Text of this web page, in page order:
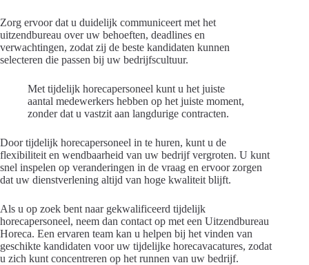
Zorg ervoor dat u duidelijk communiceert met het
uitzendbureau over uw behoeften, deadlines en
verwachtingen, zodat zij de beste kandidaten kunnen
selecteren die passen bij uw bedrijfscultuur.
Met tijdelijk horecapersoneel kunt u het juiste
aantal medewerkers hebben op het juiste moment,
zonder dat u vastzit aan langdurige contracten.
Door tijdelijk horecapersoneel in te huren, kunt u de
flexibiliteit en wendbaarheid van uw bedrijf vergroten. U kunt
snel inspelen op veranderingen in de vraag en ervoor zorgen
dat uw dienstverlening altijd van hoge kwaliteit blijft.
Als u op zoek bent naar gekwalificeerd tijdelijk
horecapersoneel, neem dan contact op met een Uitzendbureau
Horeca. Een ervaren team kan u helpen bij het vinden van
geschikte kandidaten voor uw tijdelijke horecavacatures, zodat
u zich kunt concentreren op het runnen van uw bedrijf.